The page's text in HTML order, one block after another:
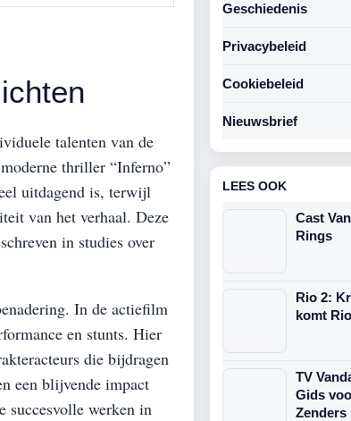
talenten van de
thriller “Inferno”
uitdagend is, terwijl
van het verhaal. Deze
in studies over
In de actiefilm
en stunts. Hier
die bijdragen
een blijvende impact
succesvolle werken in
Geschiedenis
Privacybeleid
Cookiebeleid
Nieuwsbrief
LEES OOK
Cast
Rings
Rio 2:
komt
TV
Gids
Zenders